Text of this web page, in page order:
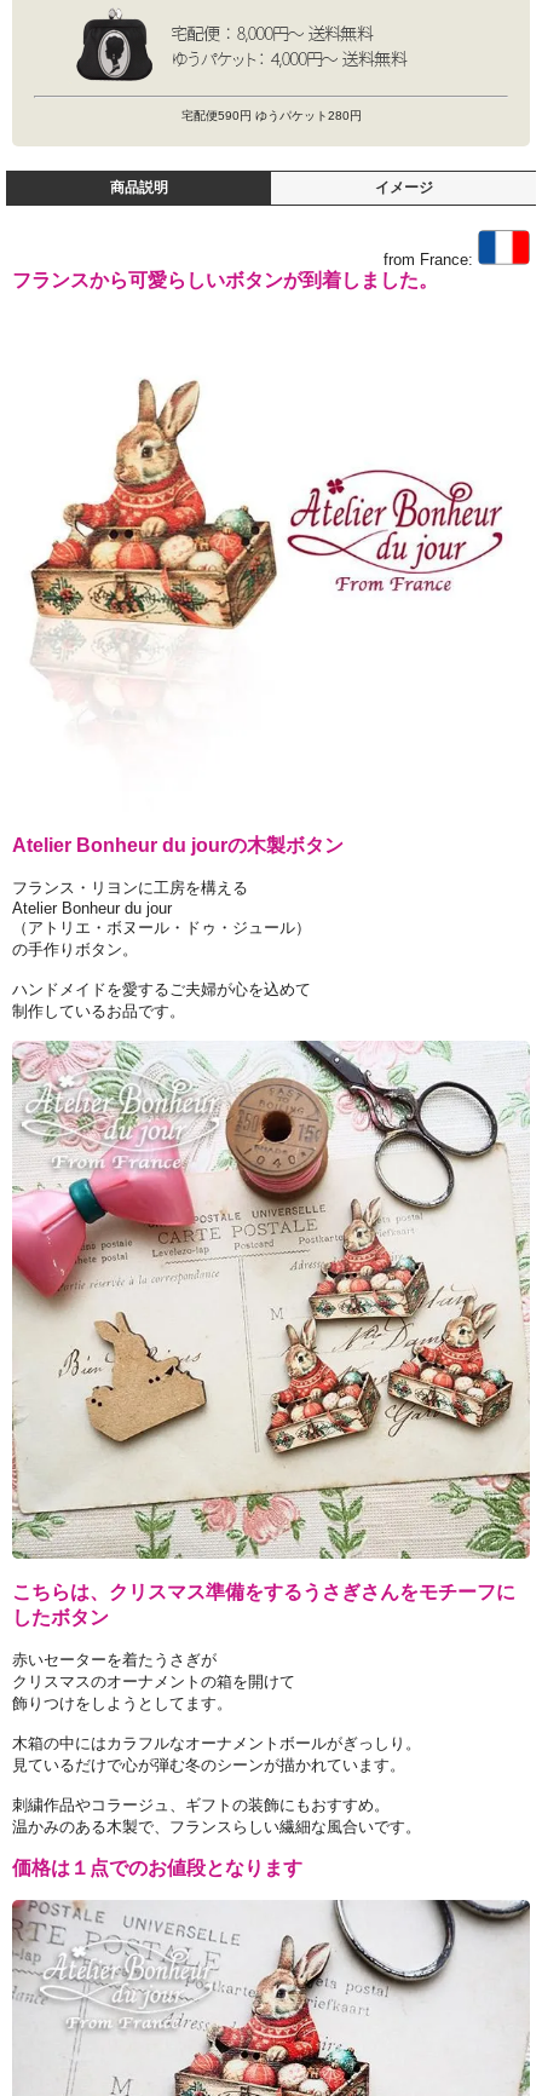
宅配便590円 ゆうパケット280円
商品説明 イメージ
from France:
フランスから可愛らしいボタンが到着しました。
Atelier Bonheur du jourの木製ボタン
フランス・リヨンに工房を構える
Atelier Bonheur du jour
（アトリエ・ボヌール・ドゥ・ジュール）
の手作りボタン。
ハンドメイドを愛するご夫婦が心を込めて
制作しているお品です。
こちらは、クリスマス準備をするうさぎさんをモチーフに
したボタン
赤いセーターを着たうさぎが
クリスマスのオーナメントの箱を開けて
飾りつけをしようとしてます。
木箱の中にはカラフルなオーナメントボールがぎっしり。
見ているだけで心が弾む冬のシーンが描かれています。
刺繍作品やコラージュ、ギフトの装飾にもおすすめ。
温かみのある木製で、フランスらしい繊細な風合いです。
価格は１点でのお値段となります